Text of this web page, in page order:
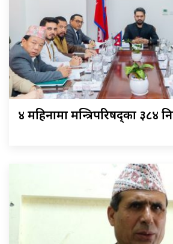
४ महिनामा मन्त्रिपरिषद्का ३८४